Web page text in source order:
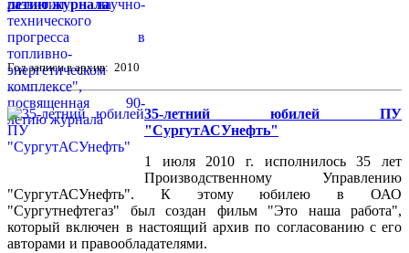
летию журнала
Год записи в архив: 2010
35-летний юбилей ПУ
"СургутАСУнефть"
1 июля 2010 г. исполнилось 35 лет
Производственному Управлению
"СургутАСУнефть". К этому юбилею в ОАО
"Сургутнефтегаз" был создан фильм "Это наша работа",
который включен в настоящий архив по согласованию с его
авторами и правообладателями.